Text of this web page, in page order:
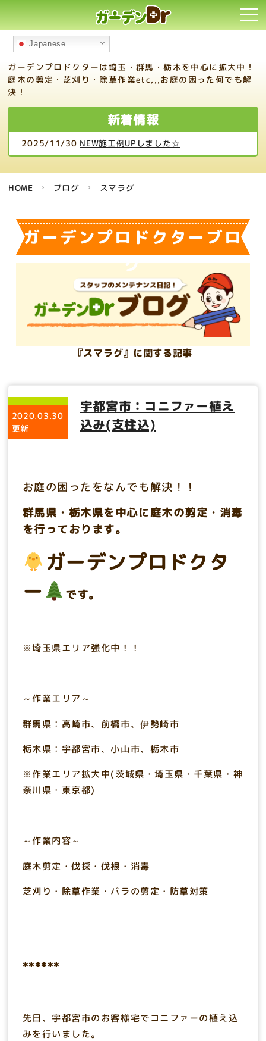
Japanese
ガーデンプロドクターは埼玉・群馬・栃木を中心に拡大中！
庭木の剪定・芝刈り・除草作業etc,,,お庭の困った何でも解
決！
新着情報
2025/08/10
工例UPしました☆
HOME ブログ スマラグ
ガーデンプロドクターブロ
グ
『スマラグ』に関する記事
2020.03.30
更新
宇都宮市：コニファー植え
込み(支柱込)
お庭の困ったをなんでも解決！！
群馬県・栃木県を中心に庭木の剪定・消毒
を行っております。
ガーデンプロドクタ
ー
です。
※埼玉県エリア強化中！！
～作業エリア～
群馬県：高崎市、前橋市、伊勢崎市
栃木県：宇都宮市、小山市、栃木市
※作業エリア拡大中(茨城県・埼玉県・千葉県・神
奈川県・東京都)
～作業内容～
庭木剪定・伐採・伐根・消毒
芝刈り・除草作業・バラの剪定・防草対策
******
先日、宇都宮市のお客様宅でコニファーの植え込
みを行いました。